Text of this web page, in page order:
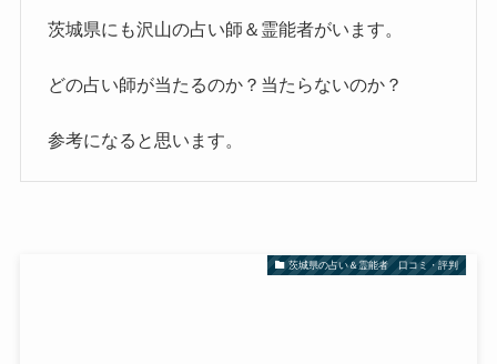
茨城県にも沢山の占い師＆霊能者がいます。
どの占い師が当たるのか？当たらないのか？
参考になると思います。
茨城県の占い＆霊能者 口コミ・評判